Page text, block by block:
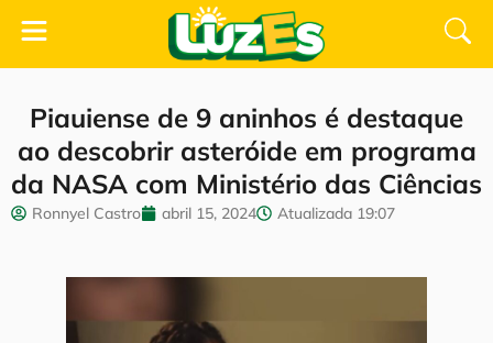
Piauiense de 9 aninhos é destaque
ao descobrir asteróide em programa
da NASA com Ministério das Ciências
Ronnyel Castro abril 15, 2024 Atualizada 19:07